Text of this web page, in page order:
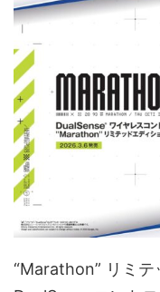
“Marathon” リミ